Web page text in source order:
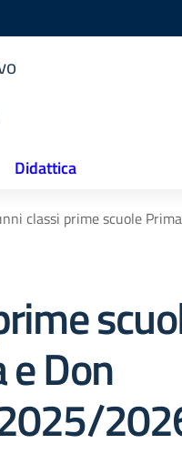
Didattica
classi prime scuole
Don